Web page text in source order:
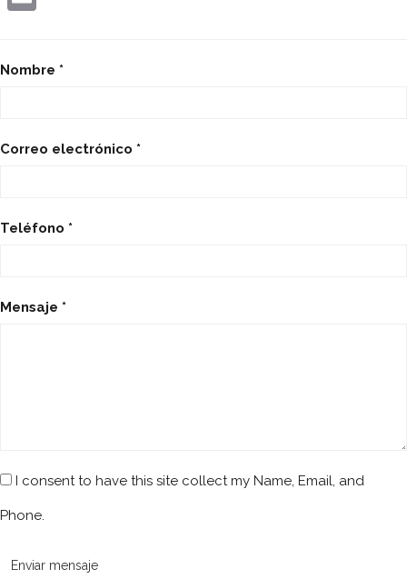
Nombre *
Correo electrónico *
Teléfono *
Mensaje *
I consent to have this site collect my Name, Email, and
Phone.
Enviar mensaje